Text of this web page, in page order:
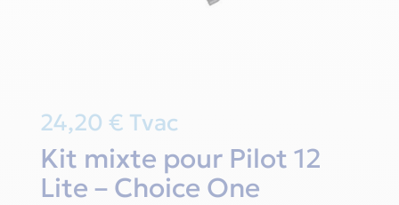
24,20 € Tvac
Kit mixte pour Pilot 12
Lite – Choice One